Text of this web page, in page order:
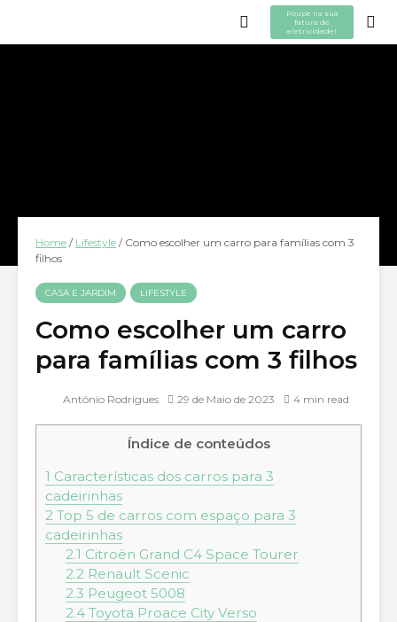
Poupe na sua
fatura de
eletricidade!
Home / Lifestyle / Como escolher um carro para famílias com 3
filhos
CASA E JARDIM LIFESTYLE
Como escolher um carro
para famílias com 3 filhos
António Rodrigues 29 de Maio de 2023 4 min read
Índice de conteúdos
1 Características dos carros para 3
cadeirinhas
2 Top 5 de carros com espaço para 3
cadeirinhas
2.1 Citroën Grand C4 Space Tourer
2.2Renault Scenic
2.3 Peugeot 5008
2.4Toyota Proace City Verso